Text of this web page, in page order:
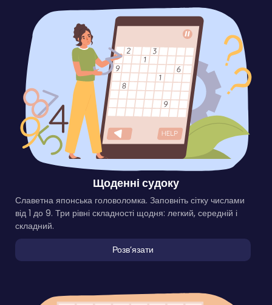
Щоденні судоку
Славетна японська головоломка. Заповніть сітку числами
від 1 до 9. Три рівні складності щодня: легкий, середній і
складний.
Розвʼязати